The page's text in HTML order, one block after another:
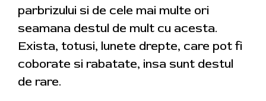
parbrizului si de cele mai multe ori
seamana destul de mult cu acesta.
Exista, totusi, lunete drepte, care pot fi
coborate si rabatate, insa sunt destul
de rare.